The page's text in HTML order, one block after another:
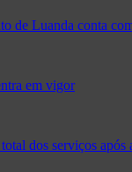
de Luanda conta
em vigor
dos serviços após